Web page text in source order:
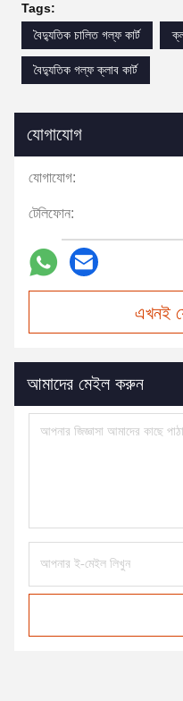
Tags:
বৈদ্যুতিক চালিত গল্ফ কার্ট
বৈদ্যুতিক গল্ফ ক্লাব কার্ট
যোগাযোগ
যোগাযোগ:
টেলিফোন:
এখনই
আমাদের মেইল করুন